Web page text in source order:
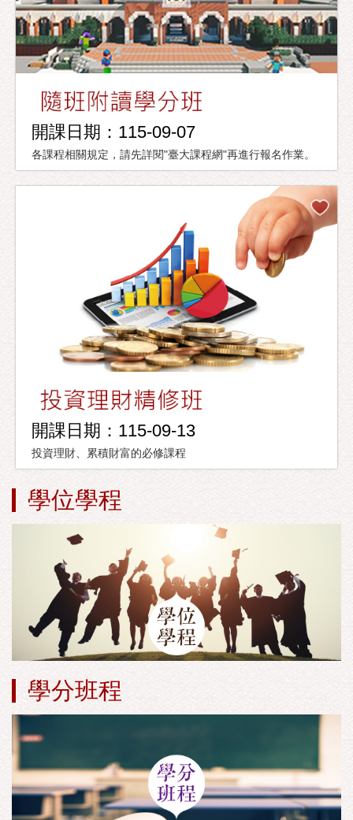
開課日期：115-09-07
各課程相關規定，請先詳閱"臺大課程網"再進行報名作業。
開課日期：115-09-13
投資理財、累積財富的必修課程
學位學程
學分班程